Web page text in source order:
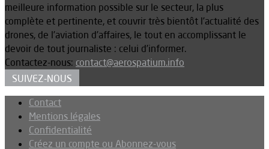
meilleure information possible sur le secteur, la plus
complète et pertinente, et couvrir très bientôt l’actualité des
drones, de l’aviation d’affaires, le tout en accomplissant le
devoir de tout journaliste : celui d’informer.
Contactez-nous: contact@aerospatium.info
SUIVEZ-NOUS
Contact
Mentions légales
Confidentialité
Créez un compte ou Abonnez-vous